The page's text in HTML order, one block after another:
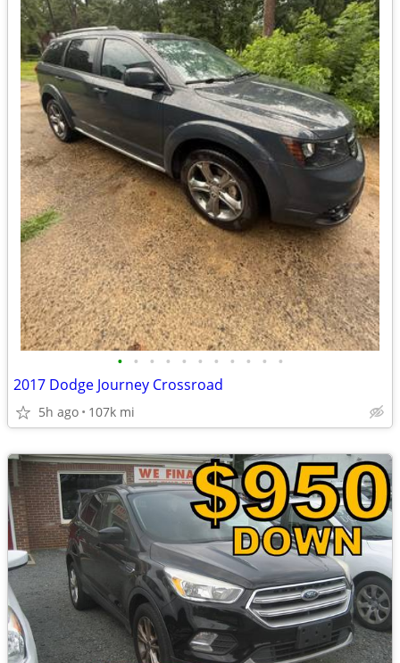
• • • • • • • • • • •
2017 Dodge Journey Crossroad
5h ago 107k mi